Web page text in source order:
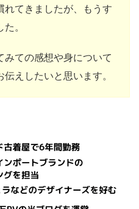
れてきましたが、もうす
。
ての感想や身について
えしたいと思います。